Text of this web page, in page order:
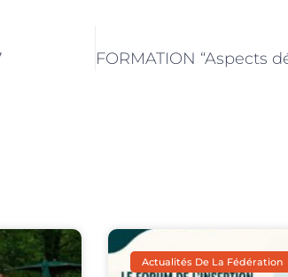
Actualités De La Fédération